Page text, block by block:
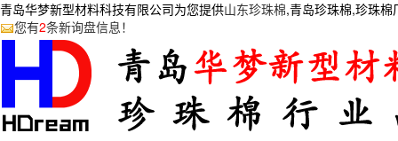
青岛华梦新型材料科技有限公司为您提供山东珍珠棉,青岛珍珠棉,珍珠
您有2条新询盘信息！